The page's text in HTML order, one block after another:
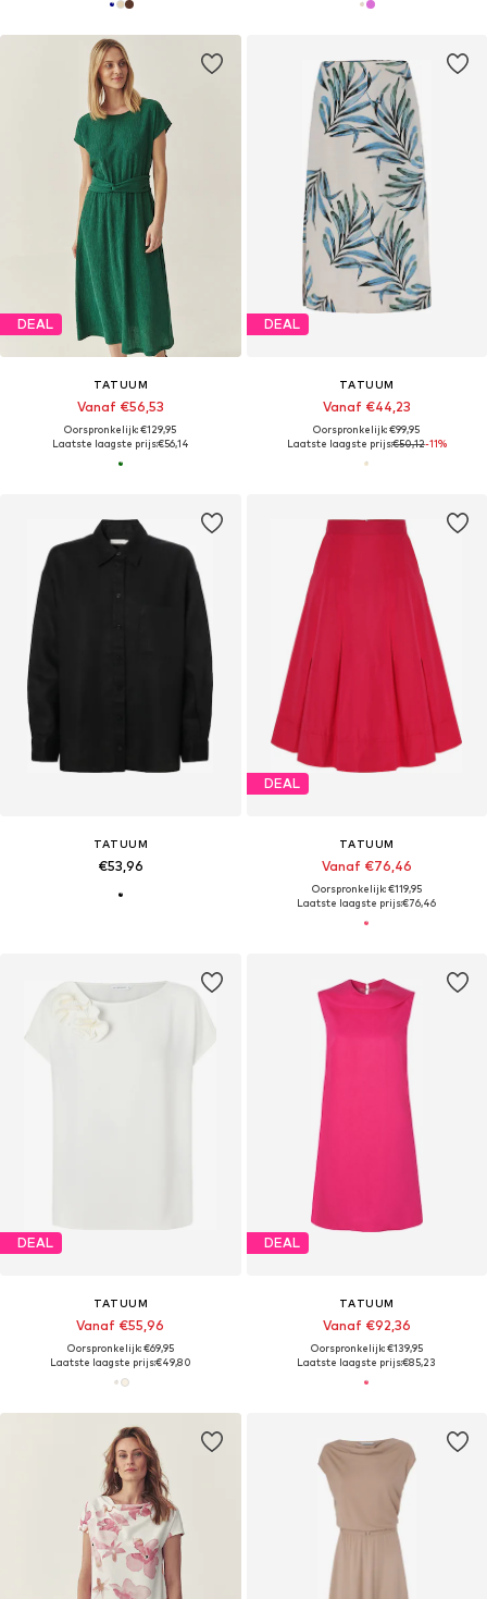
DEAL
TATUUM
Vanaf €56,53
Oorspronkelijk: €129,95
Laatste laagste prijs:€56,14
DEAL
TATUUM
Vanaf €44,23
Oorspronkelijk: €99,95
Laatste laagste prijs:€50,12-11%
TATUUM
€53,96
DEAL
TATUUM
Vanaf €76,46
Oorspronkelijk: €119,95
Laatste laagste prijs:€76,46
DEAL
TATUUM
Vanaf €55,96
Oorspronkelijk: €69,95
Laatste laagste prijs:€49,80
DEAL
TATUUM
Vanaf €92,36
Oorspronkelijk: €139,95
Laatste laagste prijs:€85,23